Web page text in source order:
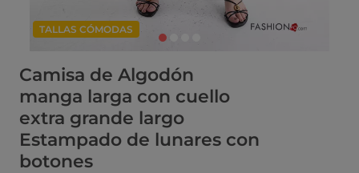
TALLAS CÓMODAS
Camisa de Algodón
manga larga con cuello
extra grande largo
Estampado de lunares con
botones